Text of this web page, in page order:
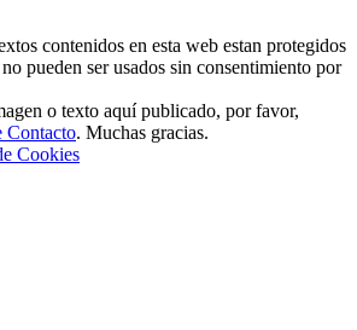
contenidos en esta web estan protegidos
pueden ser usados sin consentimiento por
o texto aquí publicado, por favor,
Contacto. Muchas gracias.
Cookies